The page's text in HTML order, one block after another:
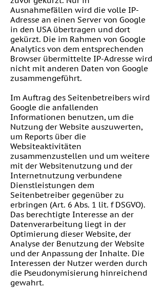
Ausnahmefällen wird die volle IP-
Adresse an einen Server von Google
in den USA übertragen und dort
gekürzt. Die im Rahmen von Google
Analytics von dem entsprechenden
Browser übermittelte IP-Adresse wird
nicht mit anderen Daten von Google
zusammengeführt.
Im Auftrag des Seitenbetreibers wird
Google die anfallenden
Informationen benutzen, um die
Nutzung der Website auszuwerten,
um Reports über die
Websiteaktivitäten
zusammenzustellen und um weitere
mit der Websitenutzung und der
Internetnutzung verbundene
Dienstleistungen dem
Seitenbetreiber gegenüber zu
erbringen (Art. 6 Abs. 1 lit. f DSGVO).
Das berechtigte Interesse an der
Datenverarbeitung liegt in der
Optimierung dieser Website, der
Analyse der Benutzung der Website
und der Anpassung der Inhalte. Die
Interessen der Nutzer werden durch
die Pseudonymisierung hinreichend
gewahrt.